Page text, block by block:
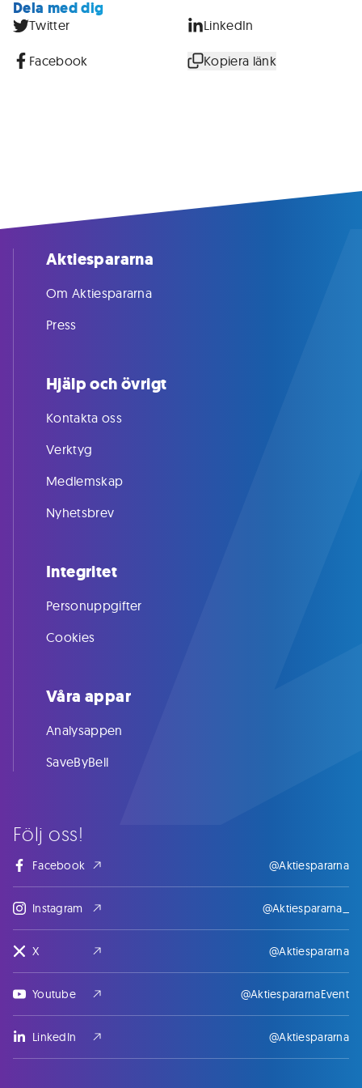
Dela med dig
Twitter LinkedIn
Facebook Kopiera länk
Följ oss!
Facebook @Aktiespararna
Instagram @Aktiespararna_
X @Aktiespararna
Youtube @AktiespararnaEvent
LinkedIn @Aktiespararna
Aktiespararna
Om Aktiespararna
Press
Hjälp och övrigt
Kontakta oss
Verktyg
Medlemskap
Nyhetsbrev
Integritet
Personuppgifter
Cookies
Våra appar
Analysappen
SaveByBell